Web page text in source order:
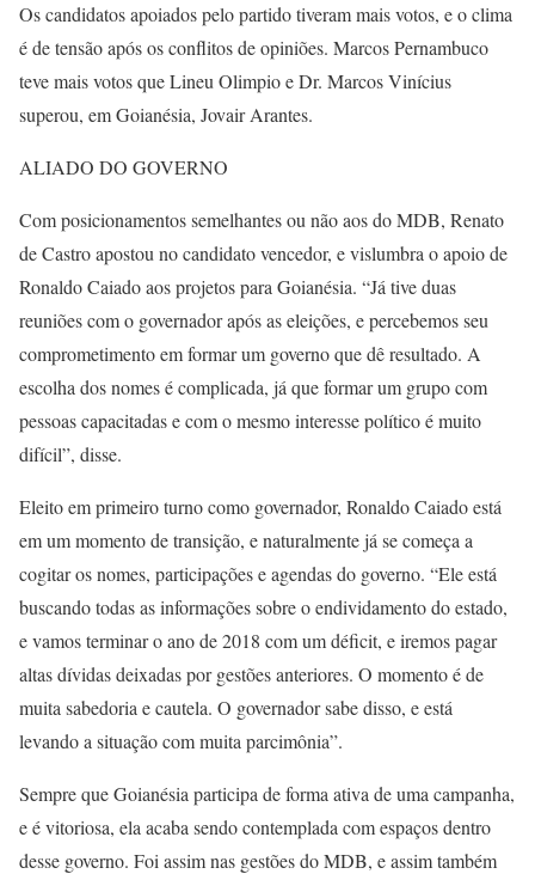
Os candidatos apoiados pelo partido tiveram mais votos, e o clima
é de tensão após os conflitos de opiniões. Marcos Pernambuco
teve mais votos que Lineu Olimpio e Dr. Marcos Vinícius
superou, em Goianésia, Jovair Arantes.
ALIADO DO GOVERNO
Com posicionamentos semelhantes ou não aos do MDB, Renato
de Castro apostou no candidato vencedor, e vislumbra o apoio de
Ronaldo Caiado aos projetos para Goianésia. “Já tive duas
reuniões com o governador após as eleições, e percebemos seu
comprometimento em formar um governo que dê resultado. A
escolha dos nomes é complicada, já que formar um grupo com
pessoas capacitadas e com o mesmo interesse político é muito
difícil”, disse.
Eleito em primeiro turno como governador, Ronaldo Caiado está
em um momento de transição, e naturalmente já se começa a
cogitar os nomes, participações e agendas do governo. “Ele está
buscando todas as informações sobre o endividamento do estado,
e vamos terminar o ano de 2018 com um déficit, e iremos pagar
altas dívidas deixadas por gestões anteriores. O momento é de
muita sabedoria e cautela. O governador sabe disso, e está
levando a situação com muita parcimônia”.
Sempre que Goianésia participa de forma ativa de uma campanha,
e é vitoriosa, ela acaba sendo contemplada com espaços dentro
desse governo. Foi assim nas gestões do MDB, e assim também